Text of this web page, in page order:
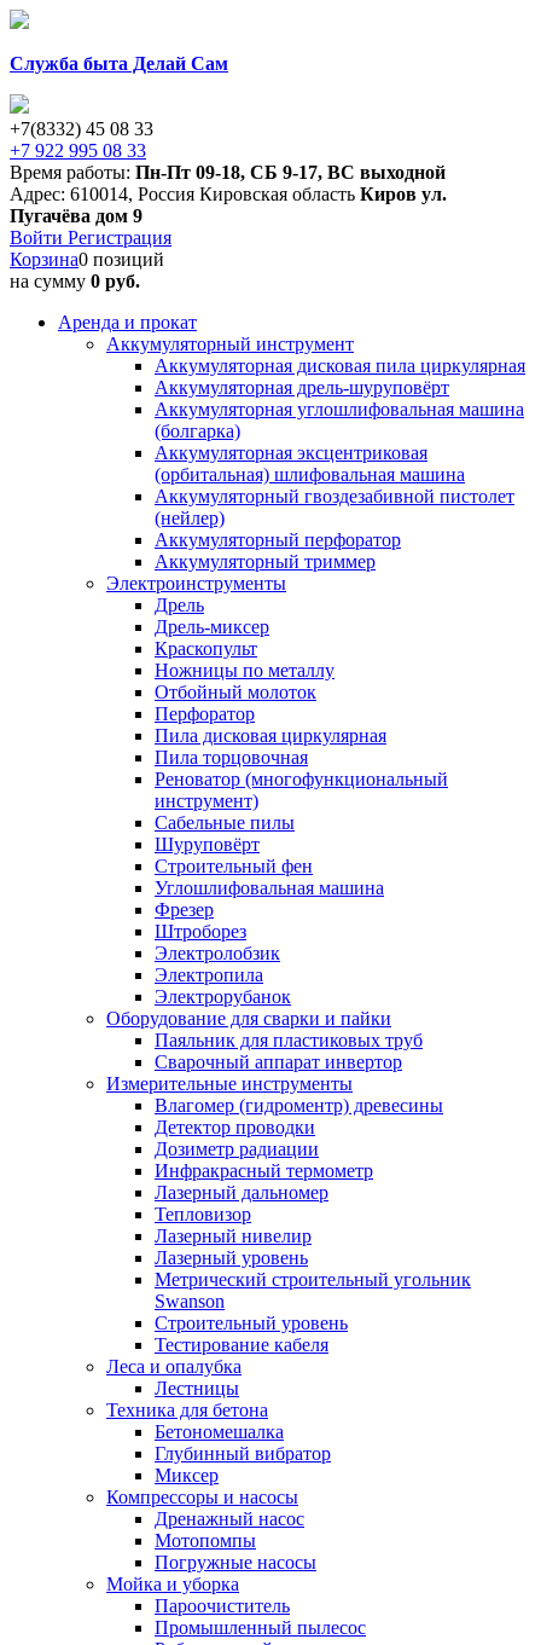
Служба быта Делай Сам
+7(8332) 45 08 33
+7 922 995 08 33
Время работы: Пн-Пт 09-18, СБ 9-17, ВС выходной
Адрес: 610014, Россия Кировская область Киров ул.
Пугачёва дом 9
Войти Регистрация
Корзина0 позиций
на сумму 0 руб.
Аренда и прокат
Аккумуляторный инструмент
Аккумуляторная дисковая пила циркулярная
Аккумуляторная дрель-шуруповёрт
Аккумуляторная углошлифовальная машина
(болгарка)
Аккумуляторная эксцентриковая
(орбитальная) шлифовальная машина
Аккумуляторный гвоздезабивной пистолет
(нейлер)
Аккумуляторный перфоратор
Аккумуляторный триммер
Электроинструменты
Дрель
Дрель-миксер
Краскопульт
Ножницы по металлу
Отбойный молоток
Перфоратор
Пила дисковая циркулярная
Пила торцовочная
Реноватор (многофункциональный
инструмент)
Сабельные пилы
Шуруповёрт
Строительный фен
Углошлифовальная машина
Фрезер
Штроборез
Электролобзик
Электропила
Электрорубанок
Оборудование для сварки и пайки
Паяльник для пластиковых труб
Сварочный аппарат инвертор
Измерительные инструменты
Влагомер (гидроментр) древесины
Детектор проводки
Дозиметр радиации
Инфракрасный термометр
Лазерный дальномер
Тепловизор
Лазерный нивелир
Лазерный уровень
Метрический строительный угольник
Swanson
Строительный уровень
Тестирование кабеля
Леса и опалубка
Лестницы
Техника для бетона
Бетономешалка
Глубинный вибратор
Миксер
Компрессоры и насосы
Дренажный насос
Мотопомпы
Погружные насосы
Мойка и уборка
Пароочиститель
Промышленный пылесос